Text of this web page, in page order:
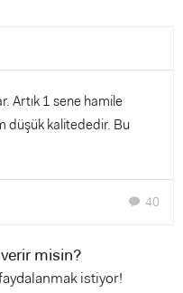
Artık 1 sene hamile
düşük kalitededir. Bu
chat 40
misin?
istiyor!